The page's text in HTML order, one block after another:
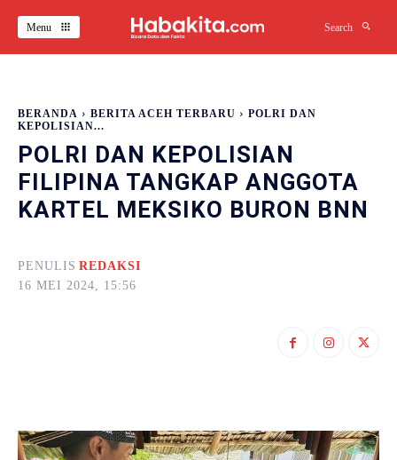
Menu Search
BERANDA BERITA ACEH TERBARU
POLRI DAN
KEPOLISIAN...
POLRI DAN KEPOLISIAN
FILIPINA TANGKAP ANGGOTA
KARTEL MEKSIKO BURON BNN
PENULIS REDAKSI
16 MEI 2024, 15:56